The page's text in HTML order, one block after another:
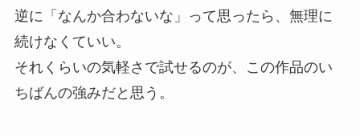
逆に「なんか合わないな」って思ったら、無理に
続けなくていい。
それくらいの気軽さで試せるのが、この作品のい
ちばんの強みだと思う。